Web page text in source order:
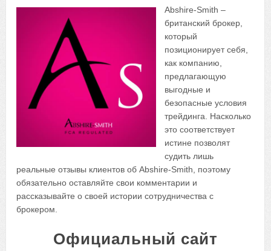
Abshire-Smith –
британский брокер,
который
позиционирует себя,
как компанию,
предлагающую
выгодные и
безопасные условия
трейдинга. Насколько
это соответствует
истине позволят
судить лишь
реальные отзывы клиентов об Abshire-Smith, поэтому
обязательно оставляйте свои комментарии и
рассказывайте о своей истории сотрудничества с
брокером.
Официальный сайт